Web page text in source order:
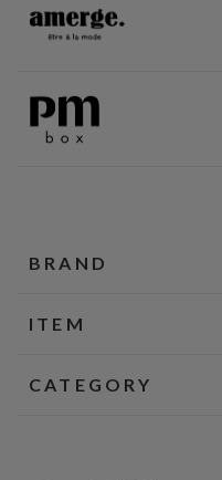
BRAND
ITEM
CATEGORY